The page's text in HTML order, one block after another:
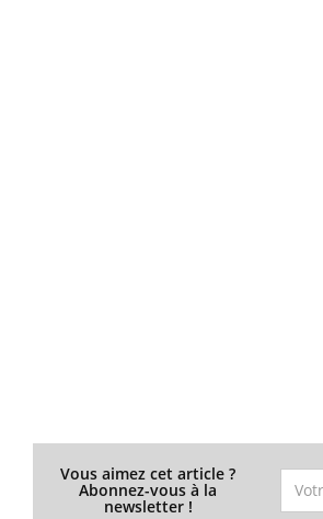
Vous aimez cet article ?
Abonnez-vous à la
newsletter !